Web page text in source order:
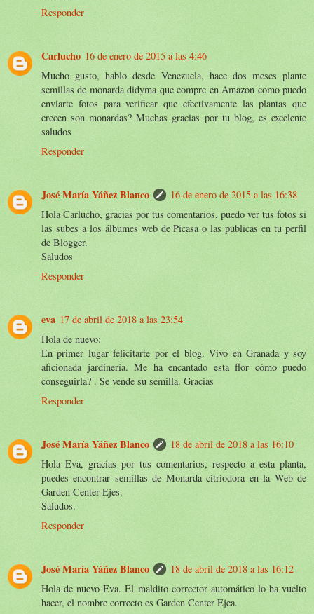
Responder
Carlucho 16 de enero de 2015 a las 4:46
Mucho gusto, hablo desde Venezuela, hace dos meses plante
semillas de monarda didyma que compre en Amazon como puedo
enviarte fotos para verificar que efectivamente las plantas que
crecen son monardas? Muchas gracias por tu blog, es excelente
saludos
Responder
José María Yáñez Blanco
16 de enero de 2015 a las 16:38
Hola Carlucho, gracias por tus comentarios, puedo ver tus fotos si
las subes a los álbumes web de Picasa o las publicas en tu perfil
de Blogger.
Saludos
Responder
eva 17 de abril de 2018 a las 23:54
Hola de nuevo:
En primer lugar felicitarte por el blog. Vivo en Granada y soy
aficionada jardinería. Me ha encantado esta flor cómo puedo
conseguirla? . Se vende su semilla. Gracias
Responder
José María Yáñez Blanco
18 de abril de 2018 a las 16:10
Hola Eva, gracias por tus comentarios, respecto a esta planta,
puedes encontrar semillas de Monarda citriodora en la Web de
Garden Center Ejes.
Saludos.
Responder
José María Yáñez Blanco
18 de abril de 2018 a las 16:12
Hola de nuevo Eva. El maldito corrector automático lo ha vuelto
hacer, el nombre correcto es Garden Center Ejea.